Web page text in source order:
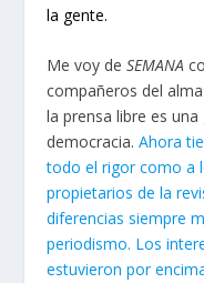
la gente.
Me voy deSEMANA
compañeros del
la prensa libre es
democracia.Ahora
todo el rigor como a
propietarios de la
diferencias siempre
periodismo. Los
estuvieron por